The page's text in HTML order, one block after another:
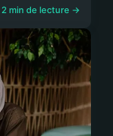
2 min de lecture →